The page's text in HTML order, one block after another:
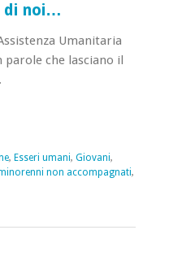
di noi…
Umanitaria
parole che lasciano il
, Esseri umani, Giovani,
non accompagnati,